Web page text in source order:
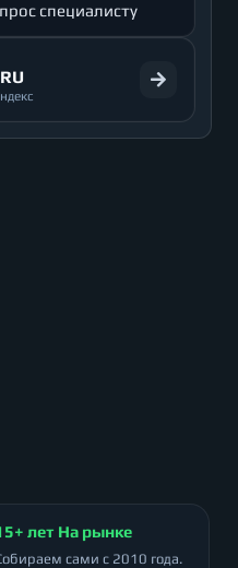
специалисту
лет На рынке
сами с 2010 года.